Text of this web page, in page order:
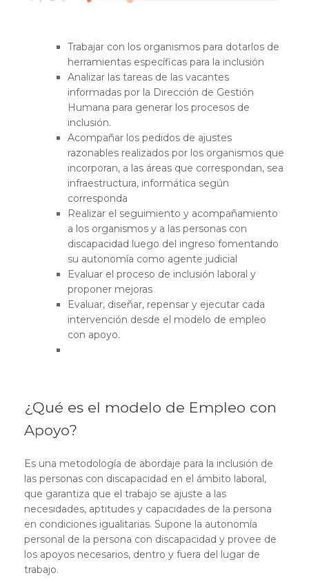
Trabajar con los organismos para dotarlos de
herramientas específicas para la inclusión
Analizar las tareas de las vacantes
informadas por la Dirección de Gestión
Humana para generar los procesos de
inclusión.
Acompañar los pedidos de ajustes
razonables realizados por los organismos que
incorporan, a las áreas que correspondan, sea
infraestructura, informática según
corresponda
Realizar el seguimiento y acompañamiento
a los organismos y a las personas con
discapacidad luego del ingreso fomentando
su autonomía como agente judicial
Evaluar el proceso de inclusión laboral y
proponer mejoras
Evaluar, diseñar, repensar y ejecutar cada
intervención desde el modelo de empleo
con apoyo.
¿Qué es el modelo de Empleo con
Apoyo?
Es una metodología de abordaje para la inclusión de
las personas con discapacidad en el ámbito laboral,
que garantiza que el trabajo se ajuste a las
necesidades, aptitudes y capacidades de la persona
en condiciones igualitarias. Supone la autonomía
personal de la persona con discapacidad y provee de
los apoyos necesarios, dentro y fuera del lugar de
trabajo.